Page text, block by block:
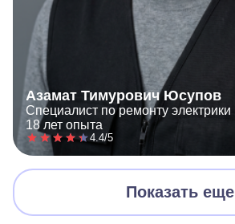
Азамат Тимурович Юсупов
Специалист по ремонту электрики
18 лет опыта
4.4/5
Показать еще